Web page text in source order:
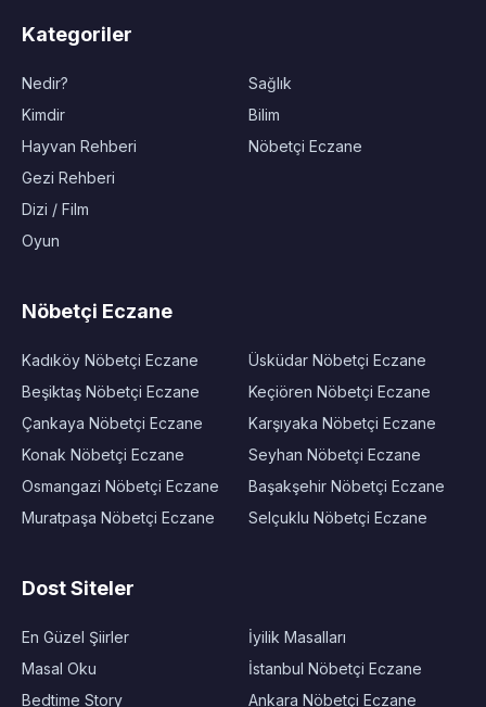
Kategoriler
Nedir?
Kimdir
Hayvan Rehberi
Gezi Rehberi
Dizi / Film
Oyun
Sağlık
Bilim
Nöbetçi Eczane
Nöbetçi Eczane
Kadıköy Nöbetçi Eczane
Beşiktaş Nöbetçi Eczane
Çankaya Nöbetçi Eczane
Konak Nöbetçi Eczane
Osmangazi Nöbetçi Eczane
Muratpaşa Nöbetçi Eczane
Üsküdar Nöbetçi Eczane
Keçiören Nöbetçi Eczane
Karşıyaka Nöbetçi Eczane
Seyhan Nöbetçi Eczane
Başakşehir Nöbetçi Eczane
Selçuklu Nöbetçi Eczane
Dost Siteler
En Güzel Şiirler
Masal Oku
Bedtime Story
İyilik Masalları
İstanbul Nöbetçi Eczane
Ankara Nöbetçi Eczane